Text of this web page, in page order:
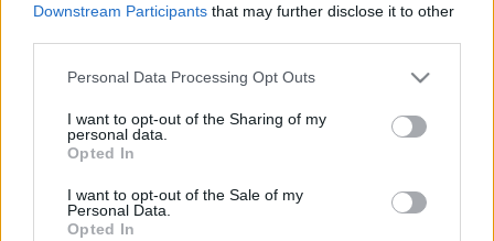
Downstream Participants that may further disclose it to other
Please note that this website/app uses one or more Google
not limited to your visit or usage behaviour. You may click to
grant or deny consent to Google and its third-party tags to
use your data for below specified purposes in below Google
consent section.
Personal Data Processing Opt Outs
I want to opt-out of the Sharing of my
personal data.
Opted In
I want to opt-out of the Sale of my
Personal Data.
Opted In
2020. június. 29. 17:13
KÉT GYŐRI FÉRFINÉL A MOSONMAGYARÓVÁRI
RENDŐRÖK
2020. június. 18. 14:30
A 30 és 39 éves tettesnél is pozitív eredményt mutatott a
KÉT KATALIZÁTOROKAT LOPÓ FÉRFIT